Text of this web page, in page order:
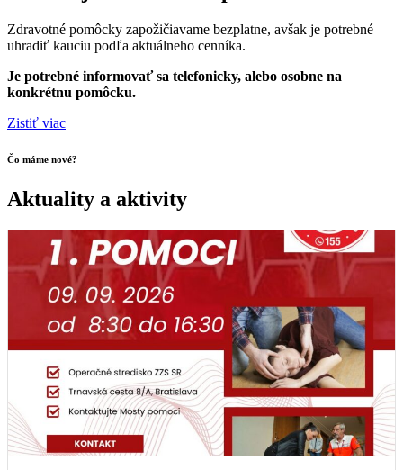
Zdravotné pomôcky zapožičiavame bezplatne, avšak je potrebné
uhradiť kauciu podľa aktuálneho cenníka.
Je potrebné informovať sa telefonicky, alebo osobne na
konkrétnu pomôcku.
Zistiť viac
Čo máme nové?
Aktuality a aktivity